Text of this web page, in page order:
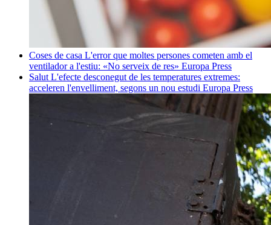
Coses de casa L'error que moltes persones cometen amb el
ventilador a l'estiu: «No serveix de res» Europa Press
Salut L'efecte desconegut de les temperatures extremes:
acceleren l'envelliment, segons un nou estudi Europa Press